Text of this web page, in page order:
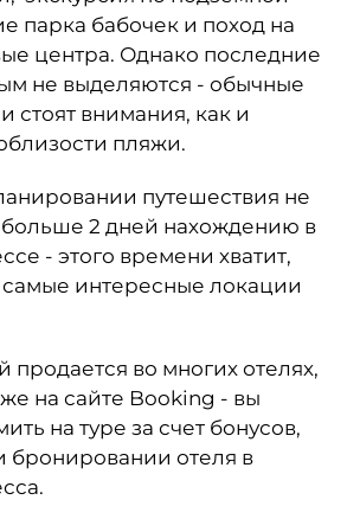
парка бабочек и поход на
центра. Однако последние
не выделяются - обычные
стоят внимания, как и
пляжи.
путешествия не
больше 2 дней нахождению в
- этого времени хватит,
самые интересные локации
продается во многих отелях,
на сайте Booking - вы
на туре за счет бонусов,
бронировании отеля в